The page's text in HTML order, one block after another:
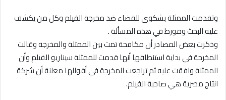
وتقدمت الممثلة بشكوى للقضاء ضد مخرجة الفيلم وكل من يكشف
عليه البحث ومورط في هذه المسألة .
وذكرت بعض المصادر أن مكافحة تمت بين الممثلة والمخرجة وقالت
المخرجة في بداية استنطاقها أنها قدمت للممثلة سيناريو الفيلم وأن
الممثلة وافقت عليه ثم تراجعت المخرجة في أقوالها معلنة أن شركة
انتاج مصرية هي صاحبة الفيلم.